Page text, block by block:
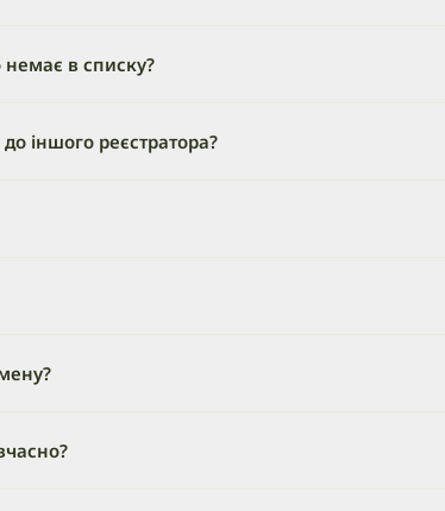
в списку?
іншого реєстратора?